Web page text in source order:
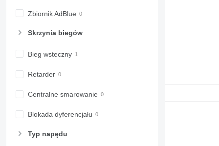
6510
6530
6610
6800
6820
6900
8740
Zbiornik AdBlue
Skrzynia biegów
Bieg wsteczny
Retarder
Centralne smarowanie
Blokada dyferencjału
Typ napędu